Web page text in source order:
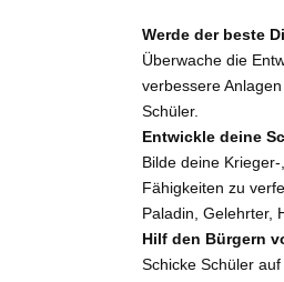
Werde der beste
Überwache die
verbessere
Schüler.
Entwickle deine
Bilde deine
Fähigkeiten zu
Paladin, Gelehrter,
Hilf den Bürgern
Schicke Schüler